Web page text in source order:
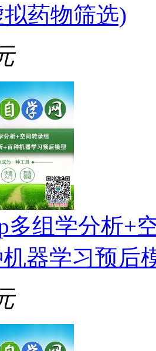
药物筛选)
多组学分析+
器学习预后